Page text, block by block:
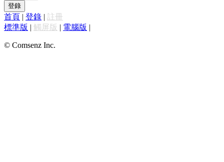
登錄
首頁 | 登錄 | 註冊
標準版 | 觸屏版 | 電腦版 |
© Comsenz Inc.